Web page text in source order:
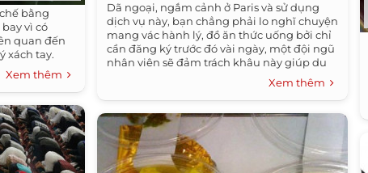
bằng
vì có
quan đến
xách tay.
Xem thêm
Dã ngoại, ngắm cảnh ở Paris và sử dụng
dịch vụ này, bạn chẳng phải lo nghĩ chuyện
mang vác hành lý, đồ ăn thức uống bởi chỉ
cần đăng ký trước đó vài ngày, một đội ngũ
nhân viên sẽ đảm trách khâu này giúp du
Xem thêm